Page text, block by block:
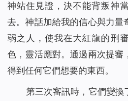
神站住見證，決不能背叛神
去。神話加給我的信心與力量
弱之人，使我在大紅龍的刑
色，靈活應對。通過兩次提審
得到任何它們想要的東西。
第三次審訊時，它們變換